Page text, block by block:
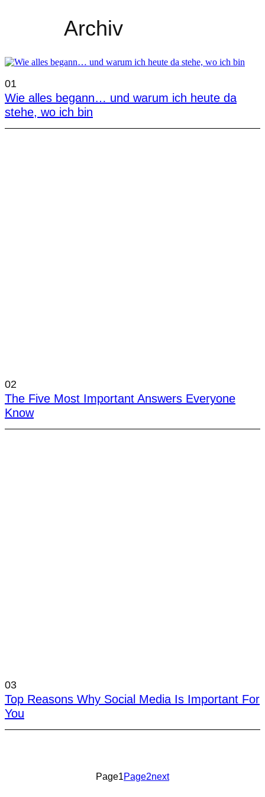
Archiv
01
Wie alles begann… und warum ich heute da
stehe, wo ich bin
02
The Five Most Important Answers Everyone
Know
03
Top Reasons Why Social Media Is Important For
You
Page1Page2next